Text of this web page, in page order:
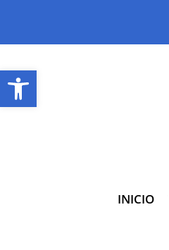
Abrir barra de herramientas
INICIO